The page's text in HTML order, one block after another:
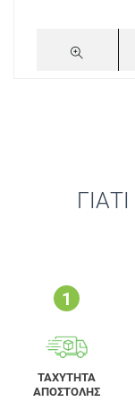
ΓΙΑΤΙ
ΤΑΧΥΤΗΤΑ
ΑΠΟΣΤΟΛΗΣ